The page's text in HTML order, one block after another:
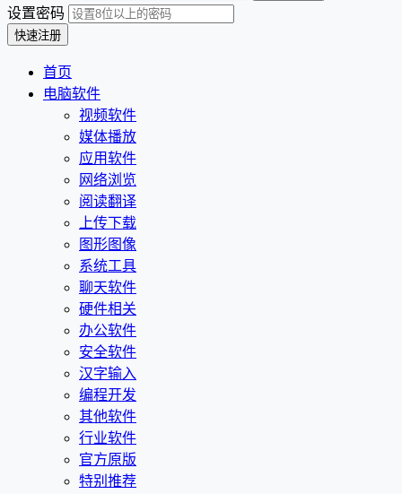
设置密码
首页
电脑软件
视频软件
媒体播放
应用软件
网络浏览
阅读翻译
上传下载
图形图像
系统工具
聊天软件
硬件相关
办公软件
安全软件
汉字输入
编程开发
其他软件
行业软件
官方原版
特别推荐